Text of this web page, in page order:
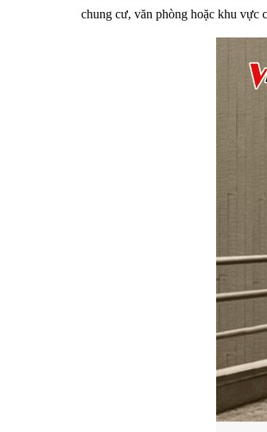
Khóa - Phụ Kiện Cửa
chung cư, văn phòng hoặc khu vực